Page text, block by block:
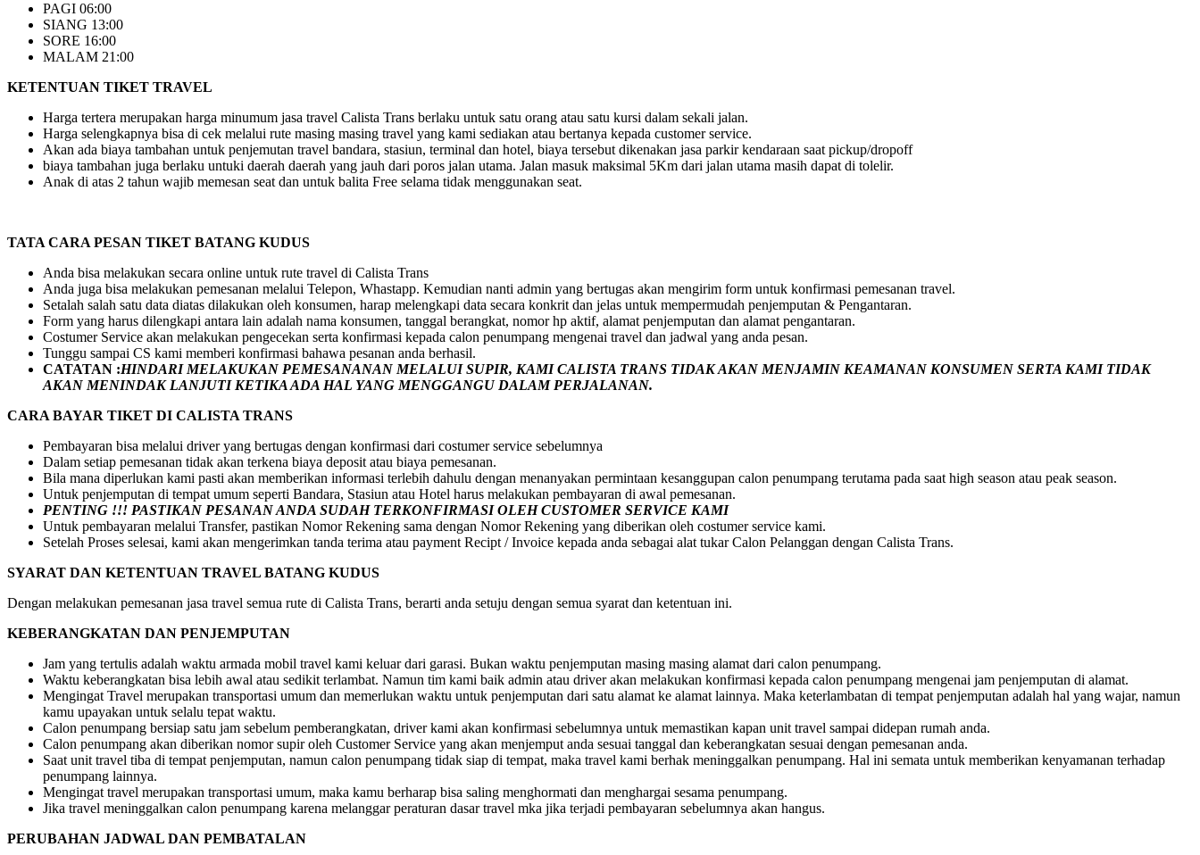
PAGI 06:00
SIANG 13:00
SORE 16:00
MALAM 21:00
KETENTUAN TIKET TRAVEL
Harga tertera merupakan harga minumum jasa travel Calista Trans berlaku untuk satu orang atau satu kursi dalam sekali jalan.
Harga selengkapnya bisa di cek melalui rute masing masing travel yang kami sediakan atau bertanya kepada customer service.
Akan ada biaya tambahan untuk penjemutan travel bandara, stasiun, terminal dan hotel, biaya tersebut dikenakan jasa parkir kendaraan saat pickup/dropoff
biaya tambahan juga berlaku untuki daerah daerah yang jauh dari poros jalan utama. Jalan masuk maksimal 5Km dari jalan utama masih dapat di tolelir.
Anak di atas 2 tahun wajib memesan seat dan untuk balita Free selama tidak menggunakan seat.
TATA CARA PESAN TIKET BATANG KUDUS
Anda bisa melakukan secara online untuk rute travel di Calista Trans
Anda juga bisa melakukan pemesanan melalui Telepon, Whastapp. Kemudian nanti admin yang bertugas akan mengirim form untuk konfirmasi pemesanan travel.
Setalah salah satu data diatas dilakukan oleh konsumen, harap melengkapi data secara konkrit dan jelas untuk mempermudah penjemputan & Pengantaran.
Form yang harus dilengkapi antara lain adalah nama konsumen, tanggal berangkat, nomor hp aktif, alamat penjemputan dan alamat pengantaran.
Costumer Service akan melakukan pengecekan serta konfirmasi kepada calon penumpang mengenai travel dan jadwal yang anda pesan.
Tunggu sampai CS kami memberi konfirmasi bahawa pesanan anda berhasil.
CATATAN :HINDARI MELAKUKAN PEMESANANAN MELALUI SUPIR, KAMICALISTA TRANS TIDAK AKAN MENJAMIN KEAMANAN KONSUMEN SERTA KAMI TIDAK
AKAN MENINDAK LANJUTI KETIKA ADA HAL YANG MENGGANGU DALAM PERJALANAN.
CARA BAYAR TIKET DI CALISTA TRANS
Pembayaran bisa melalui driver yang bertugas dengan konfirmasi dari costumer service sebelumnya
Dalam setiap pemesanan tidak akan terkena biaya deposit atau biaya pemesanan.
Bila mana diperlukan kami pasti akan memberikan informasi terlebih dahulu dengan menanyakan permintaan kesanggupan calon penumpang terutama pada saat high season atau peak season.
Untuk penjemputan di tempat umum seperti Bandara, Stasiun atau Hotel harus melakukan pembayaran di awal pemesanan.
PENTING !!! PASTIKAN PESANAN ANDA SUDAH TERKONFIRMASI OLEH CUSTOMER SERVICE KAMI
Untuk pembayaran melalui Transfer, pastikan Nomor Rekening sama dengan Nomor Rekening yang diberikan oleh costumer service kami.
Setelah Proses selesai, kami akan mengerimkan tanda terima atau payment Recipt / Invoice kepada anda sebagai alat tukar Calon Pelanggan dengan Calista Trans.
SYARAT DAN KETENTUAN TRAVEL BATANG KUDUS
Dengan melakukan pemesanan jasa travel semua rute di Calista Trans, berarti anda setuju dengan semua syarat dan ketentuan ini.
KEBERANGKATAN DAN PENJEMPUTAN
Jam yang tertulis adalah waktu armada mobil travel kami keluar dari garasi. Bukan waktu penjemputan masing masing alamat dari calon penumpang.
Waktu keberangkatan bisa lebih awal atau sedikit terlambat. Namun tim kami baik admin atau driver akan melakukan konfirmasi kepada calon penumpang mengenai jam penjemputan di alamat.
Mengingat Travel merupakan transportasi umum dan memerlukan waktu untuk penjemputan dari satu alamat ke alamat lainnya. Maka keterlambatan di tempat penjemputan adalah hal yang wajar, namun
kamu upayakan untuk selalu tepat waktu.
Calon penumpang bersiap satu jam sebelum pemberangkatan, driver kami akan konfirmasi sebelumnya untuk memastikan kapan unit travel sampai didepan rumah anda.
Calon penumpang akan diberikan nomor supir oleh Customer Service yang akan menjemput anda sesuai tanggal dan keberangkatan sesuai dengan pemesanan anda.
Saat unit travel tiba di tempat penjemputan, namun calon penumpang tidak siap di tempat, maka travel kami berhak meninggalkan penumpang. Hal ini semata untuk memberikan kenyamanan terhadap
penumpang lainnya.
Mengingat travel merupakan transportasi umum, maka kamu berharap bisa saling menghormati dan menghargai sesama penumpang.
Jika travel meninggalkan calon penumpang karena melanggar peraturan dasar travel mka jika terjadi pembayaran sebelumnya akan hangus.
PERUBAHAN JADWAL DAN PEMBATALAN